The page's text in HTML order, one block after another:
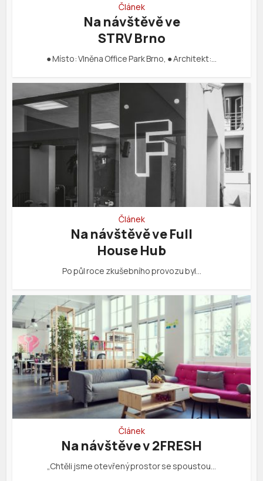
Článek
Na návštěvě ve
STRV Brno
● Místo: Vlněna Office Park Brno, ● Architekt:…
Článek
Na návštěvě ve Full
House Hub
Po půl roce zkušebního provozu byl…
Článek
Na návštěve v 2FRESH
„Chtěli jsme otevřený prostor se spoustou…